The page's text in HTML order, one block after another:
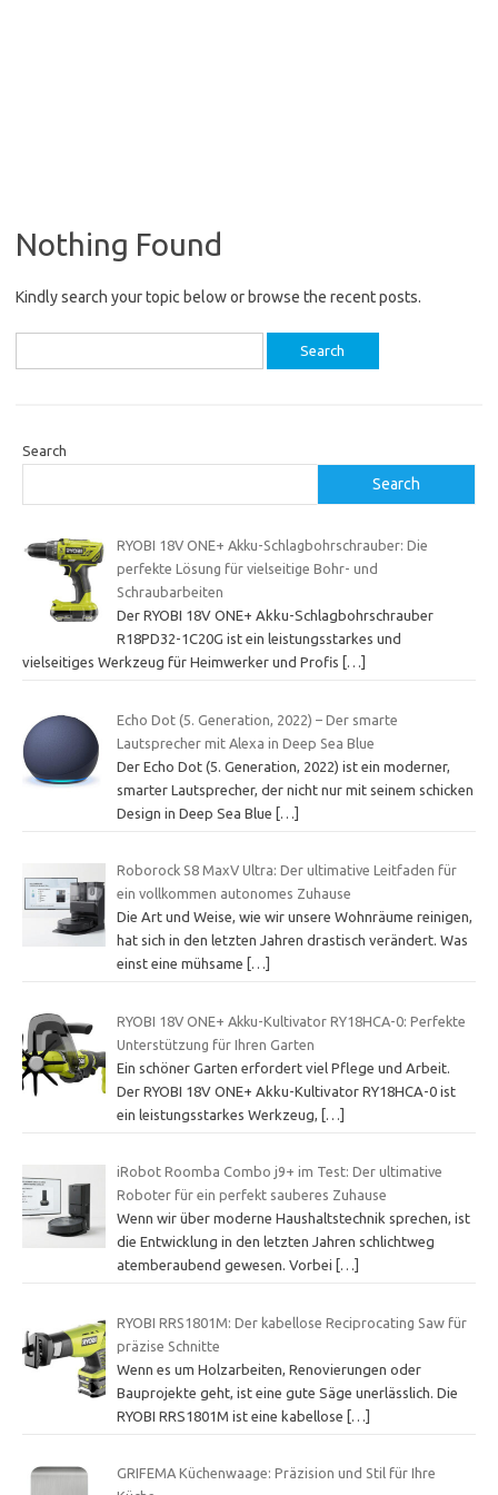
Nothing Found
Kindly search your topic below or browse the recent posts.
for:
Search
Search
RYOBI 18V ONE+ Akku-Schlagbohrschrauber: Die
perfekte Lösung für vielseitige Bohr- und
Schraubarbeiten
Der RYOBI 18V ONE+ Akku-Schlagbohrschrauber
R18PD32-1C20G ist ein leistungsstarkes und
vielseitiges Werkzeug für Heimwerker und Profis
[…]
Echo Dot (5. Generation, 2022) – Der smarte
Lautsprecher mit Alexa in Deep Sea Blue
Der Echo Dot (5. Generation, 2022) ist ein moderner,
smarter Lautsprecher, der nicht nur mit seinem schicken
Design in Deep Sea Blue […]
Roborock S8 MaxV Ultra: Der ultimative Leitfaden für
ein vollkommen autonomes Zuhause
Die Art und Weise, wie wir unsere Wohnräume reinigen,
hat sich in den letzten Jahren drastisch verändert. Was
einst eine mühsame
[…]
RYOBI 18V ONE+ Akku-Kultivator RY18HCA-0: Perfekte
Unterstützung für Ihren Garten
Ein schöner Garten erfordert viel Pflege und Arbeit.
Der RYOBI 18V ONE+ Akku-Kultivator RY18HCA-0 ist
ein leistungsstarkes Werkzeug,
[…]
iRobot Roomba Combo j9+ im Test: Der ultimative
Roboter für ein perfekt sauberes Zuhause
Wenn wir über moderne Haushaltstechnik sprechen, ist
die Entwicklung in den letzten Jahren schlichtweg
atemberaubend gewesen. Vorbei
[…]
RYOBI RRS1801M: Der kabellose Reciprocating Saw für
präzise Schnitte
Wenn es um Holzarbeiten, Renovierungen oder
Bauprojekte geht, ist eine gute Säge unerlässlich. Die
RYOBI RRS1801M ist eine kabellose […]
GRIFEMA Küchenwaage: Präzision und Stil für Ihre